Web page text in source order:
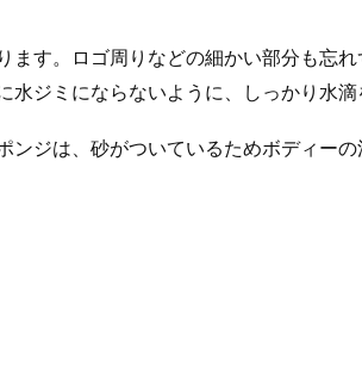
ます。ロゴ周りなどの細かい部分も忘
水ジミにならないように、しっかり水滴
ンジは、砂がついているためボディー